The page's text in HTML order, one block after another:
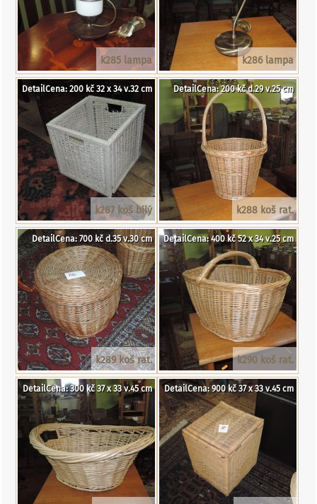
k285 lampa k286 lampa
k287 koš bílý
DetailCena: 200 kč 32 x 34 v.32 cm
k288 koš rat.
DetailCena: 200 kč d.29 v.25 cm
k289 koš rat.
DetailCena: 700 kč d.35 v.30 cm
k290 koš rat.
DetailCena: 400 kč 52 x 34 v.25 cm
DetailCena: 300 kč 37 x 33 v.45 cm DetailCena: 900 kč 37 x 33 v.45 cm